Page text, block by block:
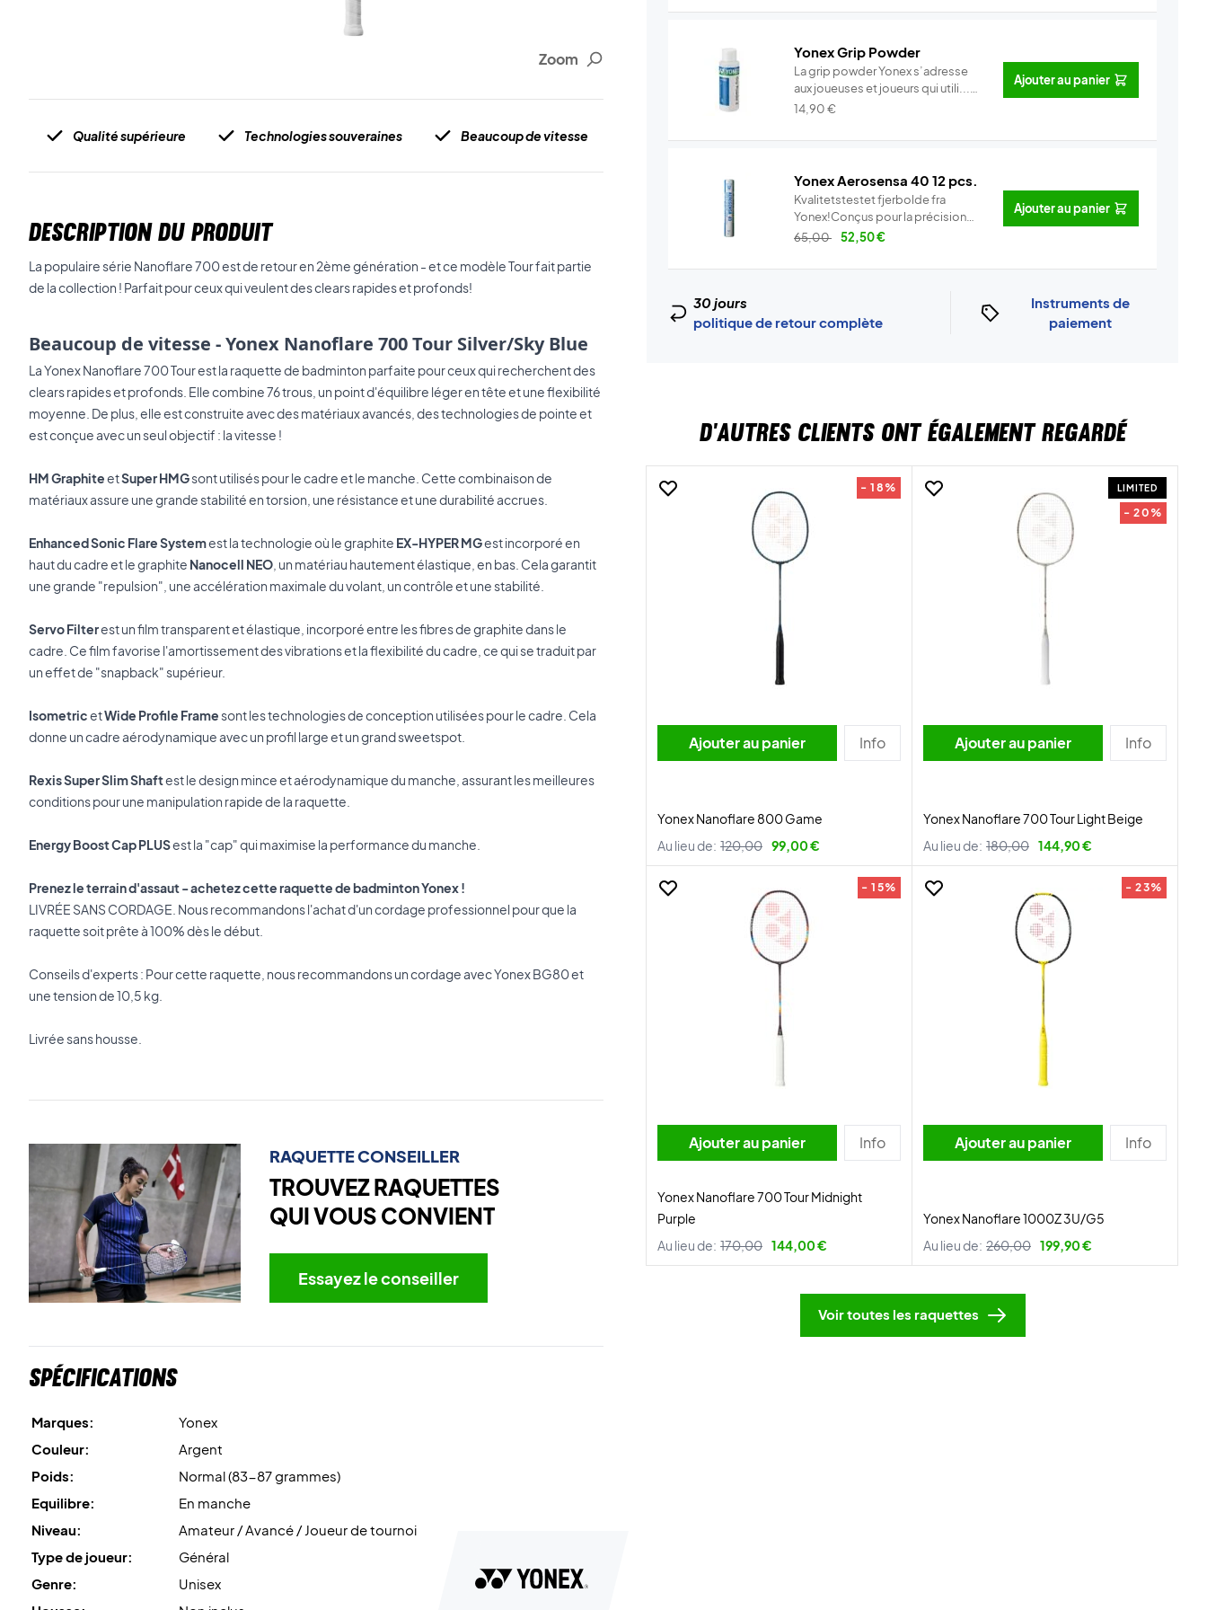
Zoom
Qualité supérieure Technologies souveraines Beaucoup de vitesse
DESCRIPTION DU PRODUIT
La populaire série Nanoflare 700 est de retour en 2ème génération - et ce modèle Tour fait partie
de la collection ! Parfait pour ceux qui veulent des clears rapides et profonds!
Beaucoup de vitesse - Yonex Nanoflare 700 Tour Silver/Sky Blue
La Yonex Nanoflare 700 Tour est la raquette de badminton parfaite pour ceux qui recherchent des
clears rapides et profonds. Elle combine 76 trous, un point d'équilibre léger en tête et une flexibilité
moyenne. De plus, elle est construite avec des matériaux avancés, des technologies de pointe et
est conçue avec un seul objectif : la vitesse !
HM GraphiteetSuper HMGsont utilisés pour le cadre et le manche. Cette combinaison de
matériaux assure une grande stabilité en torsion, une résistance et une durabilité accrues.
Enhanced Sonic Flare Systemest la technologie où le graphite EX-HYPER MGest incorporé en
haut du cadre et le graphite Nanocell NEO , un matériau hautement élastique, en bas. Cela garantit
une grande "repulsion", une accélération maximale du volant, un contrôle et une stabilité.
Servo Filterest un film transparent et élastique, incorporé entre les fibres de graphite dans le
cadre. Ce film favorise l'amortissement des vibrations et la flexibilité du cadre, ce qui se traduit par
un effet de "snapback" supérieur.
IsometricetWide Profile Frame sont les technologies de conception utilisées pour le cadre. Cela
donne un cadre aérodynamique avec un profil large et un grand sweetspot.
RexisSuper Slim Shaftest le design mince et aérodynamique du manche, assurant les meilleures
conditions pour une manipulation rapide de la raquette.
Energy Boost Cap PLUSest la "cap" qui maximise la performance du manche.
Prenez le terrain d'assaut - achetez cette raquette de badminton Yonex !
LIVRÉE SANS CORDAGE. Nous recommandons l'achat d'un cordage professionnel pour que la
raquette soit prête à 100% dès le début.
Conseils d'experts : Pour cette raquette, nous recommandons un cordage avec Yonex BG80 et
une tension de 10,5 kg.
Livrée sans housse.
RAQUETTE CONSEILLER
TROUVEZ RAQUETTES
QUI VOUS CONVIENT
Essayez le conseiller
Spécifications
Marques:
Yonex
Couleur:
Argent
Poids:
Normal (83-87 grammes)
Equilibre:
En manche
Niveau:
Amateur / Avancé / Joueur de tournoi
Type de joueur:
Général
Genre:
Unisex
Yonex Grip Powder
La grip powder Yonex s’adresse
aux joueuses et joueurs qui utili...
Info
14,90€
Ajouter au panier
Yonex Aerosensa 40 12 pcs.
Kvalitetstestet fjerbolde fra
Yonex!Conçus pour la précision
–...
Info
65,00 52,50€
Ajouter au panier
30 jours
politique de retour complète
Instruments de
paiement
D'AUTRES CLIENTS ONT ÉGALEMENT REGARDÉ
- 18%
Ajouter au panier Info
Yonex Nanoflare 800 Game
Au lieu de: 120,00 99,00 €
LIMITED
- 20%
Ajouter au panier Info
Yonex Nanoflare 700 Tour Light Beige
Au lieu de: 180,00 144,90 €
- 15%
Ajouter au panier Info
Yonex Nanoflare 700 Tour Midnight
Purple
Au lieu de: 170,00 144,00 €
- 23%
Ajouter au panier Info
Yonex Nanoflare 1000Z 3U/G5
Au lieu de: 260,00 199,90 €
Voir toutes les raquettes